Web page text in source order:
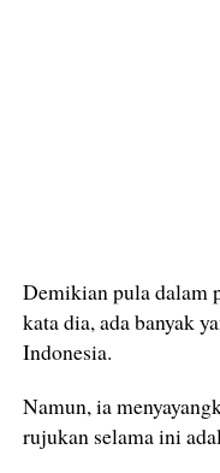
Demikian pula dalam
kata dia, ada banyak
Indonesia.
Namun, ia
rujukan selama ini